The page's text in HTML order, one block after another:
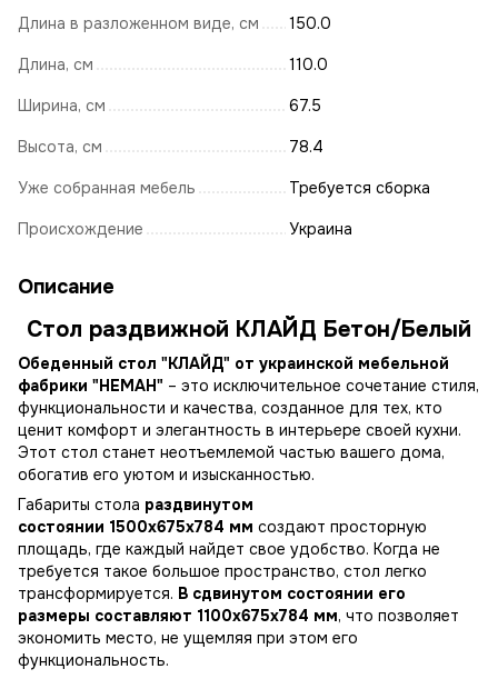
Длина в разложенном виде, см 150.0
Длина, см 110.0
Ширина, см 67.5
Высота, см 78.4
Уже собранная мебель Требуется сборка
Происхождение Украина
Описание
Стол раздвижной КЛАЙД Бетон/Белый
Обеденный стол "КЛАЙД" от украинской мебельной
фабрики "НЕМАН" – это исключительное сочетание стиля,
функциональности и качества, созданное для тех, кто
ценит комфорт и элегантность в интерьере своей кухни.
Этот стол станет неотъемлемой частью вашего дома,
обогатив его уютом и изысканностью.
Габариты стола раздвинутом
состоянии 1500х675х784 мм создают просторную
площадь, где каждый найдет свое удобство. Когда не
требуется такое большое пространство, стол легко
трансформируется. В сдвинутом состоянии его
размеры составляют 1100х675х784 мм, что позволяет
экономить место, не ущемляя при этом его
функциональность.